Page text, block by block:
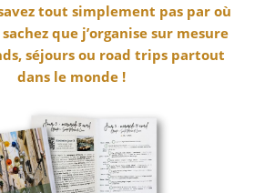
tout simplement pas par où
que j’organise sur mesure
séjours ou road trips partout
dans le monde !